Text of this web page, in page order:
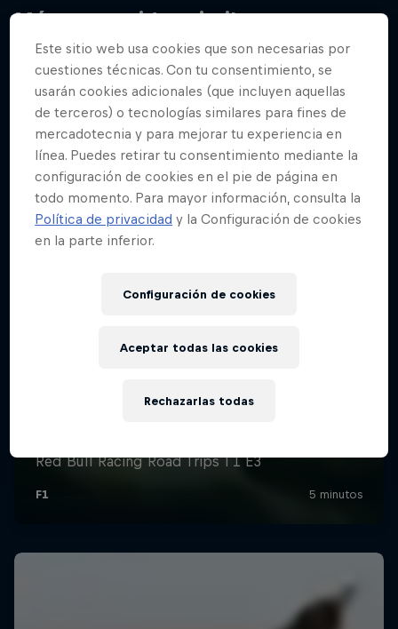
Más contenidos similares
Este sitio web usa cookies que son necesarias por
cuestiones técnicas. Con tu consentimiento, se
usarán cookies adicionales (que incluyen aquellas
de terceros) o tecnologías similares para fines de
mercadotecnia y para mejorar tu experiencia en
línea. Puedes retirar tu consentimiento mediante la
configuración de cookies en el pie de página en
todo momento. Para mayor información, consulta la
Política de privacidad y la Configuración de cookies
en la parte inferior.
Configuración de cookies
Rechazarlas todas
Aceptar todas las cookies